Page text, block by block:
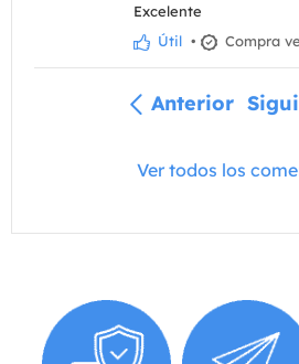
Excelente
Útil • Compra
Anterior
Ver todos los